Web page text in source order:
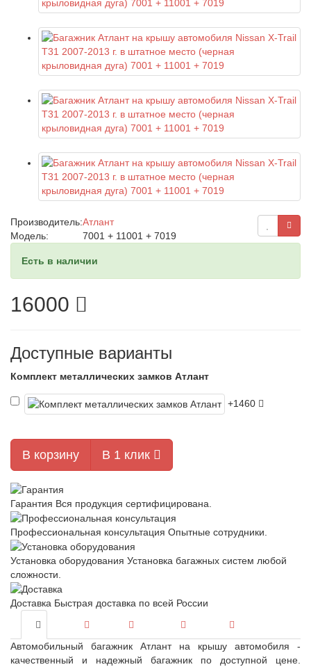
Производитель:Атлант
Модель:
7001 + 11001 + 7019
Есть в наличии
16000
Доступные варианты
Комплект металлических замков Атлант
+1460
В корзину В 1 клик
Гарантия Вся продукция сертифицирована.
Профессиональная консультация Опытные сотрудники.
Установка оборудования Установка багажных систем любой
сложности.
Доставка Быстрая доставка по всей России
Автомобильный багажник Атлант на крышу автомобиля -
качественный и надежный багажник по доступной цене.